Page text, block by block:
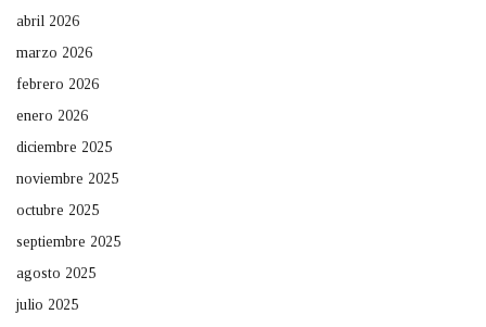
abril 2026
marzo 2026
febrero 2026
enero 2026
diciembre 2025
noviembre 2025
octubre 2025
septiembre 2025
agosto 2025
julio 2025